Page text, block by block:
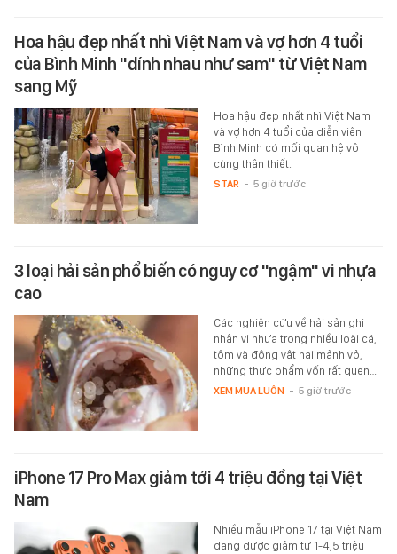
Hoa hậu đẹp nhất nhì Việt Nam và vợ hơn 4 tuổi
của Bình Minh "dính nhau như sam" từ Việt Nam
sang Mỹ
Hoa hậu đẹp nhất nhì Việt Nam
và vợ hơn 4 tuổi của diễn viên
Bình Minh có mối quan hệ vô
cùng thân thiết.
STAR - 5 giờ trước
3 loại hải sản phổ biến có nguy cơ "ngậm" vi nhựa
cao
Các nghiên cứu về hải sản ghi
nhận vi nhựa trong nhiều loài cá,
tôm và động vật hai mảnh vỏ,
những thực phẩm vốn rất quen…
XEM MUA LUÔN - 5 giờ trước
iPhone 17 Pro Max giảm tới 4 triệu đồng tại Việt
Nam
Nhiều mẫu iPhone 17 tại Việt Nam
đang được giảm từ 1-4,5 triệu